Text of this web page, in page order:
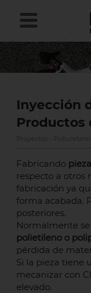
Inyección
Productos
Proyectos - Poliuretano
Fabricando
respecto a otros
fabricación ya
forma acabada.
posteriores.
Normalmente
polietileno o
pérdida de
Si la pieza tiene
mecanizar con
elevado.